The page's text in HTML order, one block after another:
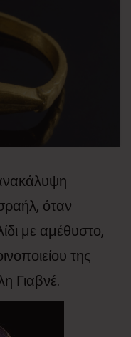
όταν
με αμέθυστο,
της
Γιαβνέ.